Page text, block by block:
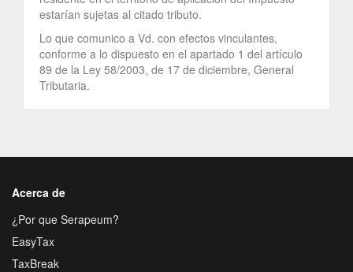
estarían sujetas al citado tributo.
Lo que comunico a Vd. con efectos vinculantes,
conforme a lo dispuesto en el apartado 1 del artículo
89 de la Ley 58/2003, de 17 de diciembre, General
Tributaria.
Acerca de
¿Por que Serapeum?
EasyTax
TaxBreak